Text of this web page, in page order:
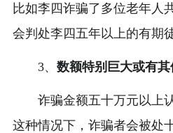
比如李四诈骗了多位老年人
会判处李四五年以上的有期
3、 数额特别巨大或有
诈骗金额五十万元以上
这种情况下，诈骗者会被处